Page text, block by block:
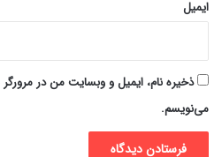
ایمیل
ذخیره نام، ایمیل و وبسایت من در مرورگر
می‌نویسم.